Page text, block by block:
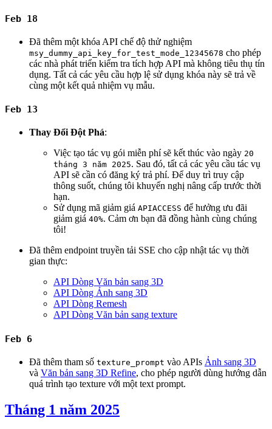
Feb 18
Đã thêm một khóa API chế độ thử nghiệm
msy_dummy_api_key_for_test_mode_12345678 cho phép
các nhà phát triển kiểm tra tích hợp API mà không tiêu thụ tín
dụng. Tất cả các yêu cầu hợp lệ sử dụng khóa này sẽ trả về
cùng một kết quả nhiệm vụ mẫu.
Feb 13
Thay Đổi Đột Phá:
Việc tạo tác vụ gói miễn phí sẽ kết thúc vào ngày 20
tháng 3 năm 2025. Sau đó, tất cả các yêu cầu tác vụ
API sẽ cần có đăng ký trả phí. Để duy trì truy cập
thông suốt, chúng tôi khuyến nghị nâng cấp trước thời
hạn.
Sử dụng mã giảm giá APIACCESS để hưởng ưu đãi
giảm giá 40%. Cảm ơn bạn đã đồng hành cùng chúng
tôi!
Đã thêm endpoint truyền tải SSE cho cập nhật tác vụ thời
gian thực:
API Dòng Văn bản sang 3D
API Dòng Ảnh sang 3D
API Dòng Remesh
API Dòng Văn bản sang texture
Feb 6
Đã thêm tham số texture_prompt vào APIs Ảnh sang 3D
và Văn bản sang 3D Refine, cho phép người dùng hướng dẫn
quá trình tạo texture với một text prompt.
Tháng 1 năm 2025